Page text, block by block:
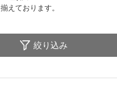
えております。
絞り込み